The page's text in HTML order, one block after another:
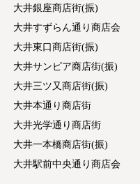
大井銀座商店街(振)
大井すずらん通り商店会
大井東口商店街(振)
大井サンピア商店街(振)
大井三ツ又商店街(振)
大井本通り商店街
大井光学通り商店街
大井一本橋商店街(振)
大井駅前中央通り商店会